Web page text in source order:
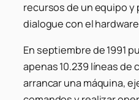
recursos de un equipo
dialogue con el
En septiembre de 1991
apenas 10.239 líneas
arrancar una máquina,